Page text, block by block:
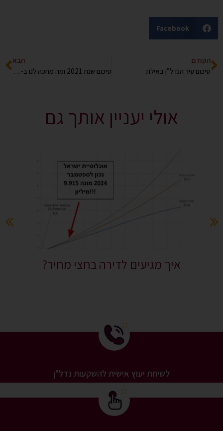
Facebook
הקודם
סיכום עיר הנדל”ן באילת
הבא
סיכום שנת 2021 ומה מחכה לנו ב- 2022
אולי יעניין אותך גם
איך מגיעים לדירה בחצי מחיר?
לשיחת יעוץ אישית להשקעות נדל"ן